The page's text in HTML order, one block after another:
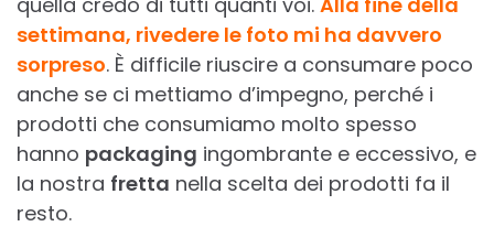
settimana, rivedere le foto mi ha davvero
sorpreso. È difficile riuscire a consumare poco
anche se ci mettiamo d’impegno, perché i
prodotti che consumiamo molto spesso
hanno packaging ingombrante e eccessivo, e
la nostra fretta nella scelta dei prodotti fa il
resto.